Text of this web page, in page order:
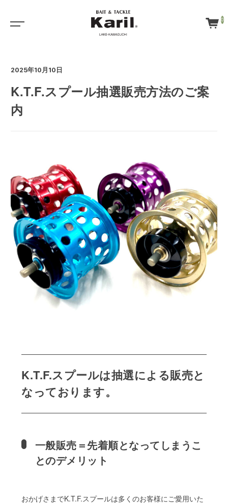
0
2025年10月10日
K.T.F.スプール抽選販売方法のご案
内
K.T.F.スプールは抽選による販売と
なっております。
一般販売＝先着順となってしまうこ
とのデメリット
おかげさまでK.T.F.スプールは多くのお客様にご愛用いた